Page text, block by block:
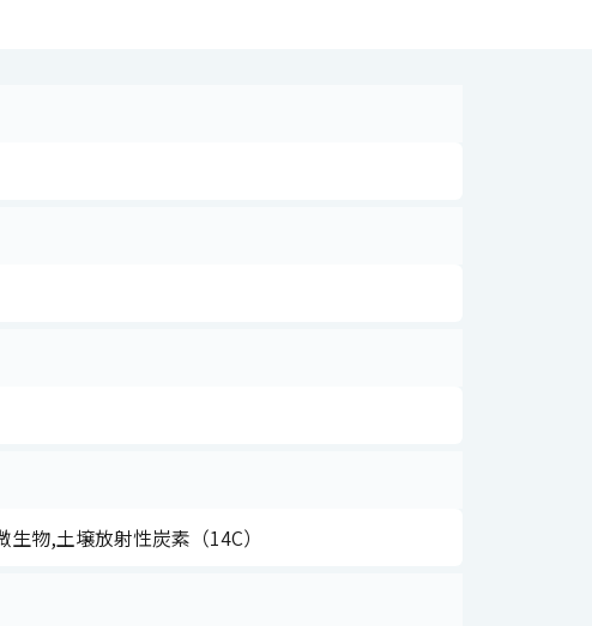
物,土壌放射性炭素（14C）